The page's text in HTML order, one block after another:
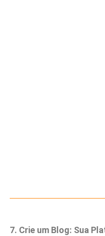
7. Crie um Blog: Sua